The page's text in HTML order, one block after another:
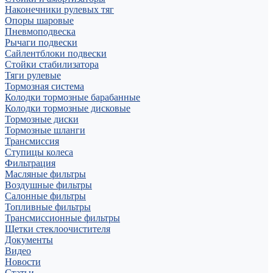
Наконечники рулевых тяг
Опоры шаровые
Пневмоподвеска
Рычаги подвески
Сайлентблоки подвески
Стойки стабилизатора
Тяги рулевые
Тормозная система
Колодки тормозные барабанные
Колодки тормозные дисковые
Тормозные диски
Тормозные шланги
Трансмиссия
Ступицы колеса
Фильтрация
Масляные фильтры
Воздушные фильтры
Салонные фильтры
Топливные фильтры
Трансмиссионные фильтры
Щетки стеклоочистителя
Документы
Видео
Новости